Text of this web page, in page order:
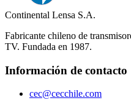
Continental Lensa S.A.
Fabricante chileno de
TV. Fundada en 1987.
Información de contacto
cec@cecchile.com